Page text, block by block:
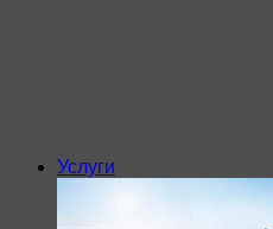
Услуги